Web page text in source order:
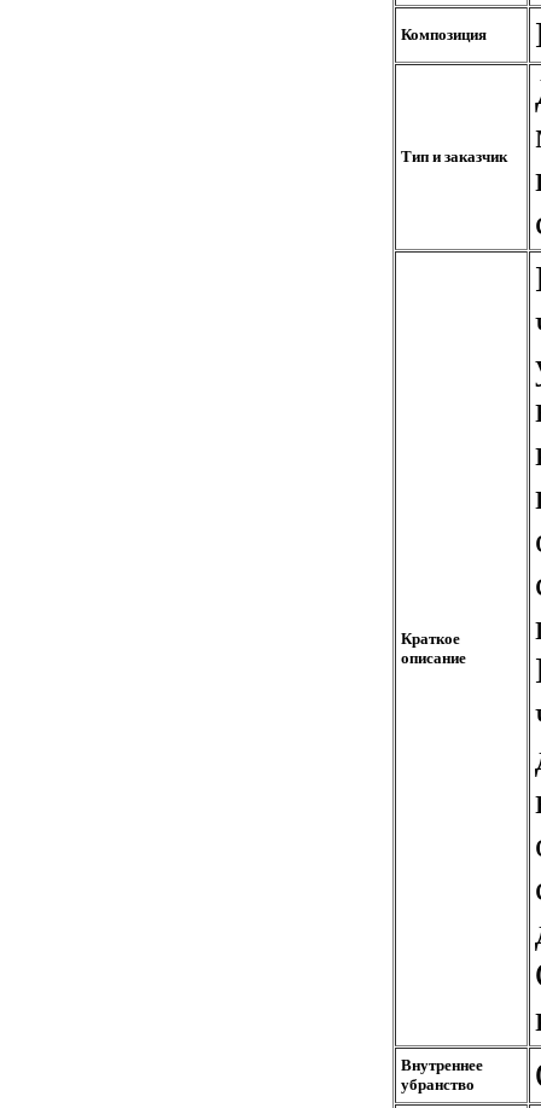
Композиция
Тип и заказчик
Краткое
описание
Внутреннее
убранство